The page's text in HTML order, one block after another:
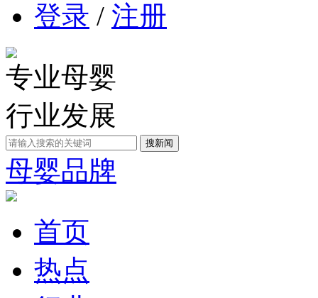
登录 / 注册
专业母婴
行业发展
母婴品牌
首页
热点